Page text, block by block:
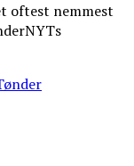
oftest nemmest